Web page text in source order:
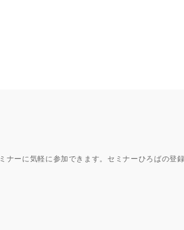
ーに気軽に参加できます。セミナーひろばの登